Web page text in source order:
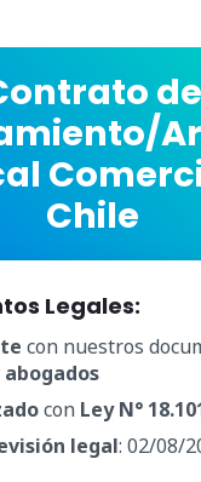
de
Chile
Legales:
con nuestros
con Ley N°
legal: 02/08/